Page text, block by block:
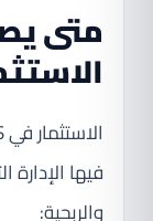
متى
فيها
والربحية: